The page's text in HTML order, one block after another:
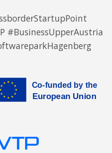
#BusinessUpperAustria